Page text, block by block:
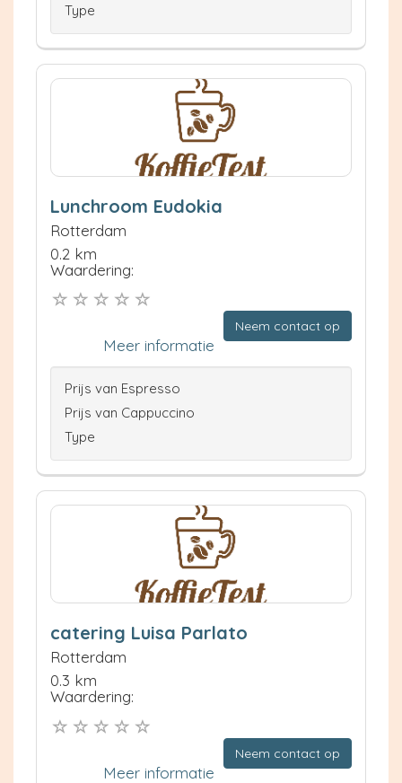
Type
Lunchroom Eudokia
Rotterdam
0.2 km
Waardering:
Neem contact op
Meer informatie
Prijs van Espresso
Prijs van Cappuccino
Type
catering Luisa Parlato
Rotterdam
0.3 km
Waardering:
Neem contact op
Meer informatie